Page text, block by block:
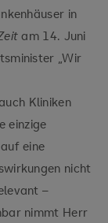
in
am 14. Juni
„Wir
Kliniken
einzige
eine
nicht
–
nimmt Herr